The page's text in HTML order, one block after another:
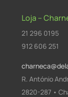
Loja –
21 296 0195
912 606 251
R. António
2820-287 •